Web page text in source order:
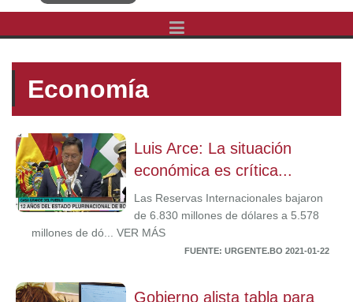
Economía
Luis Arce: La situación
económica es crítica...
Las Reservas Internacionales bajaron
de 6.830 millones de dólares a 5.578
millones de dó... VER MÁS
FUENTE: URGENTE.BO 2021-01-22
Gobierno alista tabla para